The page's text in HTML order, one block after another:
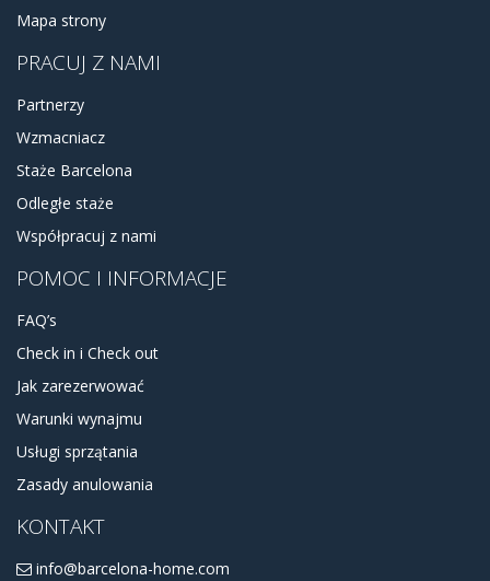
Mapa strony
PRACUJ Z NAMI
Partnerzy
Wzmacniacz
Staże Barcelona
Odległe staże
Współpracuj z nami
POMOC I INFORMACJE
FAQ’s
Check in i Check out
Jak zarezerwować
Warunki wynajmu
Usługi sprzątania
Zasady anulowania
KONTAKT
info@barcelona-home.com